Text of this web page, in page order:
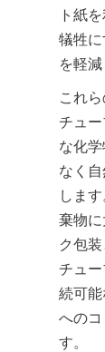
ト紙
犠牲
を軽減
これ
チュ
な化
なく
しま
棄物
ク包
チュ
続可
への
す。